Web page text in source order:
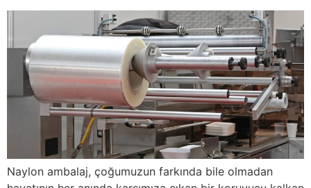
Naylon ambalaj, çoğumuzun farkında bile olmadan